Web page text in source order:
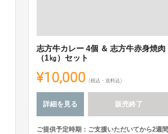
志方牛カレー 4個 ＆ 志方牛赤身焼肉
（1㎏）セット
¥10,000 (税込・送料込)
詳細を見る 販売終了
ご提供予定時期：ご支援いただいてから2週間